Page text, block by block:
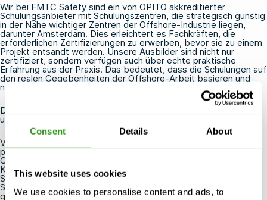
Consent Details About
This website uses cookies
We use cookies to personalise content and ads, to
Wir bei FMTC Safety sind ein von OPITO akkreditierter
Schulungsanbieter mit Schulungszentren, die strategisch günstig
in der Nähe wichtiger Zentren der Offshore-Industrie liegen,
darunter Amsterdam. Dies erleichtert es Fachkräften, die
erforderlichen Zertifizierungen zu erwerben, bevor sie zu einem
Projekt entsandt werden. Unsere Ausbilder sind nicht nur
zertifiziert, sondern verfügen auch über echte praktische
Erfahrung aus der Praxis. Das bedeutet, dass die Schulungen auf
den realen Gegebenheiten der Offshore-Arbeit basieren und
nicht nur auf Theorie.
Das erwartet Sie, wenn Sie Ihre Offshore-Rigging-Schulung bei
uns buchen:
Von OPITO akkreditierte Kurse, die von erfahrenen,
praxiserprobten Ausbildern durchgeführt werden
Garantierte Kurstermine, auch bei geringer Teilnehmerzahl
Kostenlose Stornierung oder Terminverschiebung bis zu 24
Stunden vor Kursbeginn
Schulungszentren in der Nähe von Flughäfen und Häfen für eine
gute Erreichbarkeit